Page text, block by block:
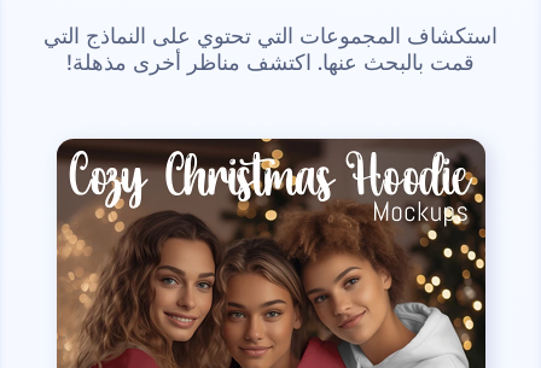
استكشاف المجموعات التي تحتوي على النماذج التي
قمت بالبحث عنها. اكتشف مناظر أخرى مذهلة!